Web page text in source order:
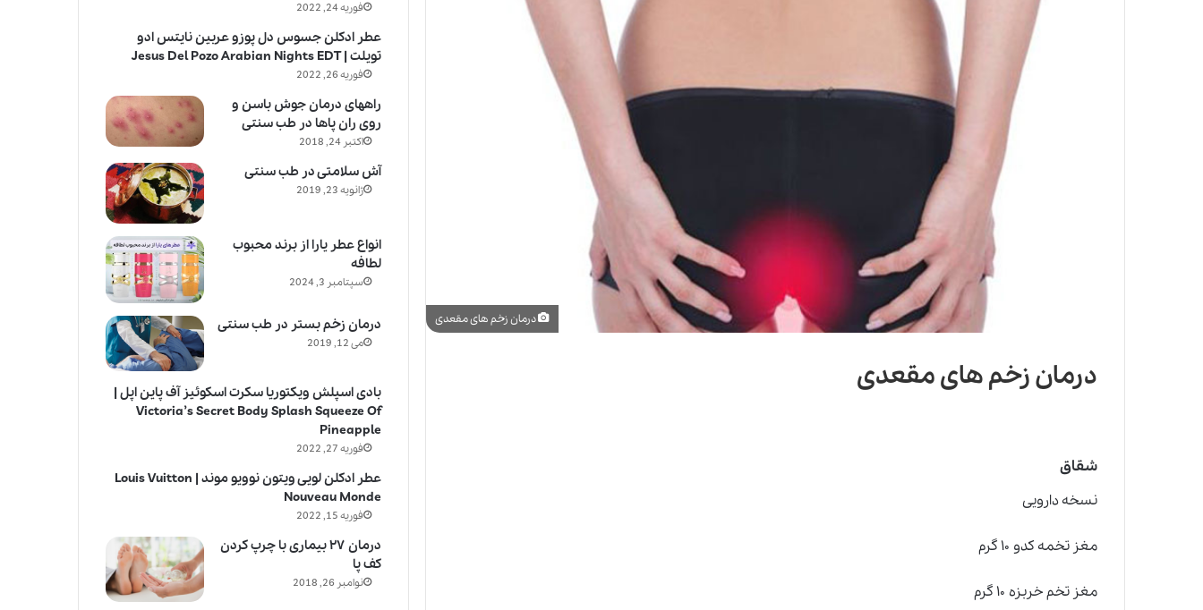
درمان زخم های مقعدی
درمان زخم های مقعدی
شقاق
نسخه دارویی
مغز تخمه كدو ۱۰ گرم
مغز تخم خربزه ۱۰ گرم
فوریه 24, 2022
عطر ادکلن جسوس دل پوزو عربین نایتس ادو
تویلت | Jesus Del Pozo Arabian Nights EDT
فوریه 26, 2022
راههای درمان جوش باسن و
روی ران پاها در طب سنتی
اکتبر 24, 2018
آش سلامتی در طب سنتی
ژانویه 23, 2019
انواع عطر یارا از برند محبوب
لطافه
سپتامبر 3, 2024
درمان زخم بستر در طب سنتی
می 12, 2019
بادی اسپلش ویکتوریا سکرت اسکوئیز آف پاین اپل |
Victoria’s Secret Body Splash Squeeze Of
Pineapple
فوریه 27, 2022
عطر ادکلن لویی ویتون نوویو موند | Louis Vuitton
Nouveau Monde
فوریه 15, 2022
درمان ۲۷ بیماری با چرپ کردن
کف پا
نوامبر 26, 2018